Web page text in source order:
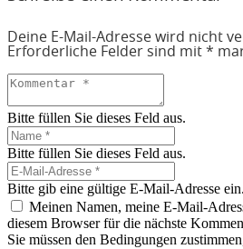
Deine E-Mail-Adresse wird nicht
Erforderliche Felder sind mit *
Bitte füllen Sie dieses Feld aus.
Bitte füllen Sie dieses Feld aus.
Bitte gib eine gültige E-Mail-Adresse ein.
Meinen Namen, meine E-Mail-
diesem Browser für die nächste
Sie müssen den Bedingungen